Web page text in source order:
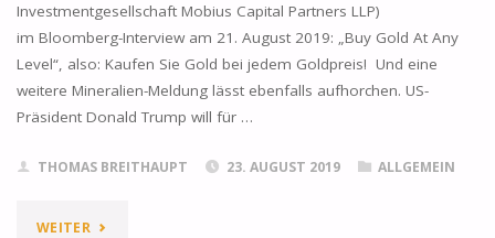
Investmentgesellschaft Mobius Capital Partners LLP)
im Bloomberg-Interview am 21. August 2019: „Buy Gold At Any
Level“, also: Kaufen Sie Gold bei jedem Goldpreis! Und eine
weitere Mineralien-Meldung lässt ebenfalls aufhorchen. US-
Präsident Donald Trump will für …
THOMAS BREITHAUPT 23. AUGUST 2019 ALLGEMEIN
WEITER"PROF.